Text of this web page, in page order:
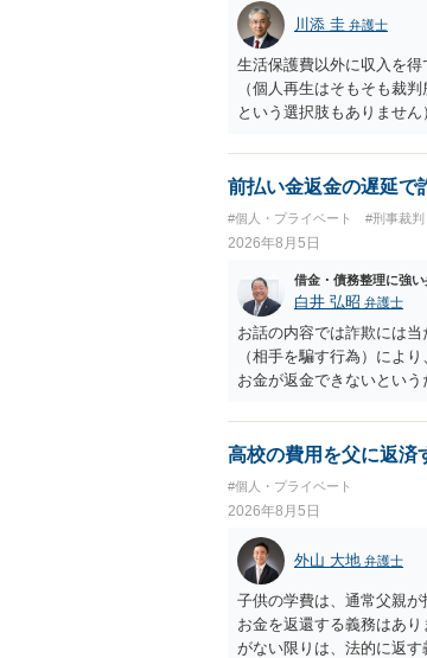
川添 圭 弁護士
生活保護費以外に収入を
（個人再生はそもそも裁
という選択肢もありませ
前払い金返金の遅延で
#個人・プライベート #刑事裁判
2026年8月5日
借金・債務整理に強
白井 弘昭 弁護士
お話の内容では詐欺には
（相手を騙す行為）によ
お金が返金できないとい
を述べた場合は、捜査は
しなさいよ」程度の注意
高校の費用を父に返済
#個人・プライベート
2026年8月5日
外山 大地 弁護士
子供の学費は、通常父親
お金を返還する義務はあ
がない限りは、法的に返す